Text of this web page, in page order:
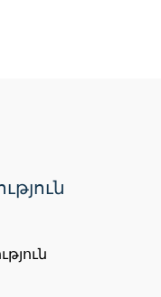
գյուղ
Շարունակել